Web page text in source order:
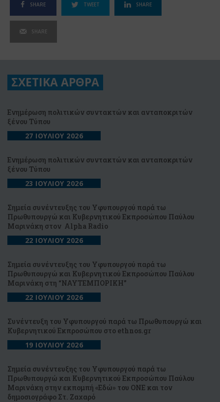
SHARE TWEET SHARE
SHARE
ΣΧΕΤΙΚΑ ΑΡΘΡΑ
Ενημέρωση πολιτικών συντακτών και ανταποκριτών
ξένου Τύπου
27 ΙΟΥΛΙΟΥ 2026
Ενημέρωση πολιτικών συντακτών και ανταποκριτών
ξένου Τύπου
23 ΙΟΥΛΙΟΥ 2026
Σημεία συνέντευξης του Υφυπουργού παρά τω
Πρωθυπουργώ και Κυβερνητικού Εκπροσώπου Παύλου
Μαρινάκη στον Alpha Radio
22 ΙΟΥΛΙΟΥ 2026
Σημεία συνέντευξης του Υφυπουργού παρά τω
Πρωθυπουργώ και Κυβερνητικού Εκπροσώπου Παύλου
Μαρινάκη στη “NAYTEΜΠΟΡΙΚΗ”
22 ΙΟΥΛΙΟΥ 2026
Συνέντευξη του Υφυπουργού παρά τω Πρωθυπουργώ και
Κυβερνητικού Εκπροσώπου στο ethnos.gr
19 ΙΟΥΛΙΟΥ 2026
Σημεία συνέντευξης του Υφυπουργού παρά τω
Πρωθυπουργώ και Κυβερνητικού Εκπροσώπου Παύλου
Μαρινάκη στην εκπομπή «Εδώ» του ONE και τον
δημοσιογράφο Στ. Ζαχαρό